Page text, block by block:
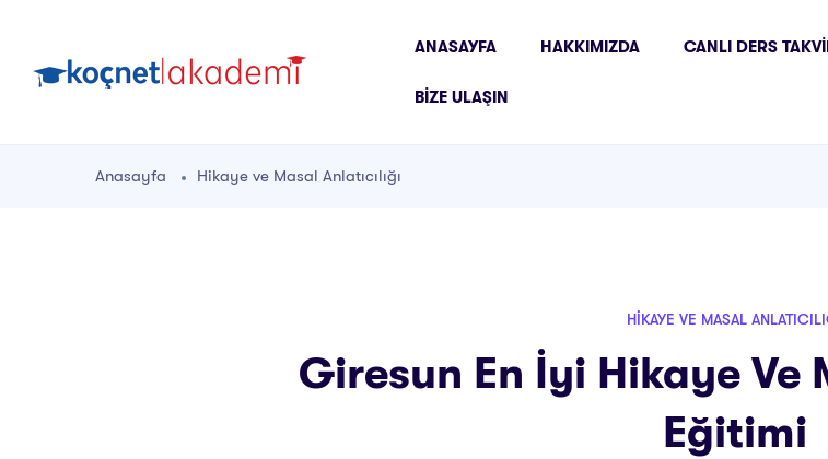
ANASAYFA HAKKIMIZDA CANLI DERS
BIZE ULAŞIN
Anasayfa Hikaye ve Masal Anlatıcılığı
HIKAYE VE MASAL
Giresun En İyi Hikaye Ve
Eğitimi